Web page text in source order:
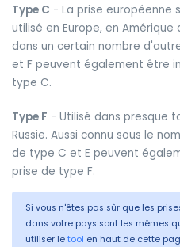
Type C - La prise européenne
utilisé en Europe, en Amérique
dans un certain nombre
et F peuvent également être
type C.
Type F - Utilisé dans presque
Russie. Aussi connu sous le
de type C et E peuvent
prise de type F.
Si vous n'êtes pas sûr que les
dans votre pays sont les mêmes
utiliser le tool en haut de cette